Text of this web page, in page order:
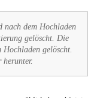
dem Hochladen
gelöscht. Die
gelöscht.
herunter.